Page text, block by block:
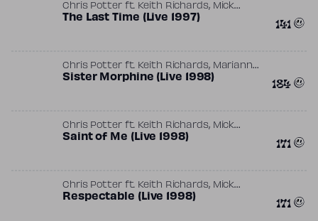
Chris Potterft. Keith Richards, Mick
Jagger,The Glimmer Twins
The Last Time (Live 1997) 141
Chris Potterft. Keith Richards, Marianne
Faithfull,Mick Jagger,The Glimmer Twins
Sister Morphine (Live 1998) 184
Chris Potterft. Keith Richards, Mick
Jagger ,The Glimmer Twins
Saint of Me (Live 1998) 171
Chris Potterft. Keith Richards, Mick
Jagger,The Glimmer Twins
Respectable (Live 1998) 171